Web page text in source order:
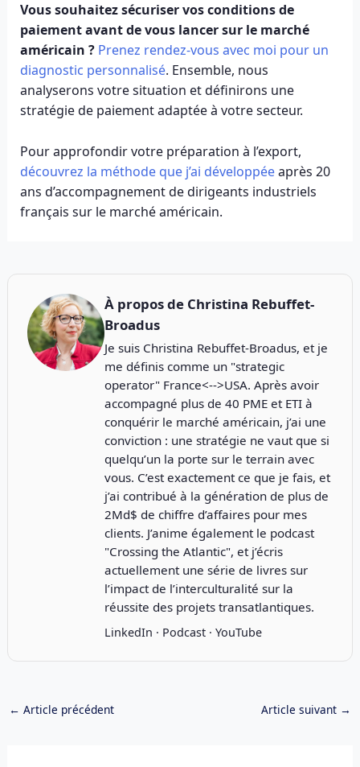
Vous souhaitez sécuriser vos conditions de
paiement avant de vous lancer sur le marché
américain ? Prenez rendez-vous avec moi pour un
diagnostic personnalisé. Ensemble, nous
analyserons votre situation et définirons une
stratégie de paiement adaptée à votre secteur.
Pour approfondir votre préparation à l’export,
découvrez la méthode que j’ai développéeaprès 20
ans d’accompagnement de dirigeants industriels
français sur le marché américain.
À propos de Christina Rebuffet-
Broadus
Je suis Christina Rebuffet-Broadus, et je
me définis comme un "strategic
operator" France<-->USA. Après avoir
accompagné plus de 40 PME et ETI à
conquérir le marché américain, j’ai une
conviction : une stratégie ne vaut que si
quelqu’un la porte sur le terrain avec
vous. C’est exactement ce que je fais, et
j’ai contribué à la génération de plus de
2Md$ de chiffre d’affaires pour mes
clients. J’anime également le podcast
"Crossing the Atlantic", et j’écris
actuellement une série de livres sur
l’impact de l’interculturalité sur la
réussite des projets transatlantiques.
LinkedIn · Podcast· YouTube
← Article précédent Article suivant →